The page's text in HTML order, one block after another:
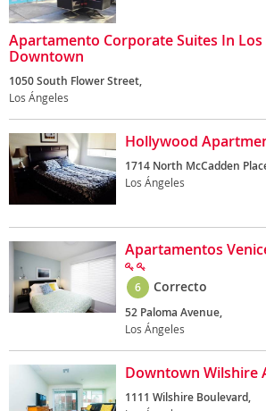
Apartamento Corporate Suites In Los
Downtown
1050 South Flower Street,
Los Ángeles
Hollywood
1714 North McCadden
Los Ángeles
Apartamentos
6 Correcto
52 Paloma Avenue,
Los Ángeles
Downtown Wilshire
1111 Wilshire Boulevard,